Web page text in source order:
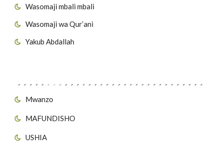
Wasomaji mbali mbali
Wasomaji wa Qur’ani
Yakub Abdallah
Mwanzo
MAFUNDISHO
USHIA